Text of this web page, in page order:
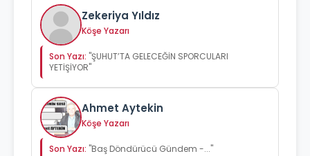
Zekeriya Yıldız
Köşe Yazarı
Son Yazı: "ŞUHUT’TA GELECEĞİN SPORCULARI
YETİŞİYOR"
Ahmet Aytekin
Köşe Yazarı
Son Yazı: "Baş Döndürücü Gündem -..."